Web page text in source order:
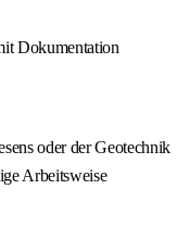
Dokumentation
oder der Geotechnik
Arbeitsweise